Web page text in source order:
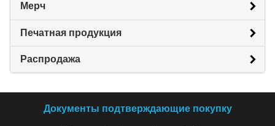
Мерч
Печатная продукция
Распродажа
Документы подтверждающие покупку